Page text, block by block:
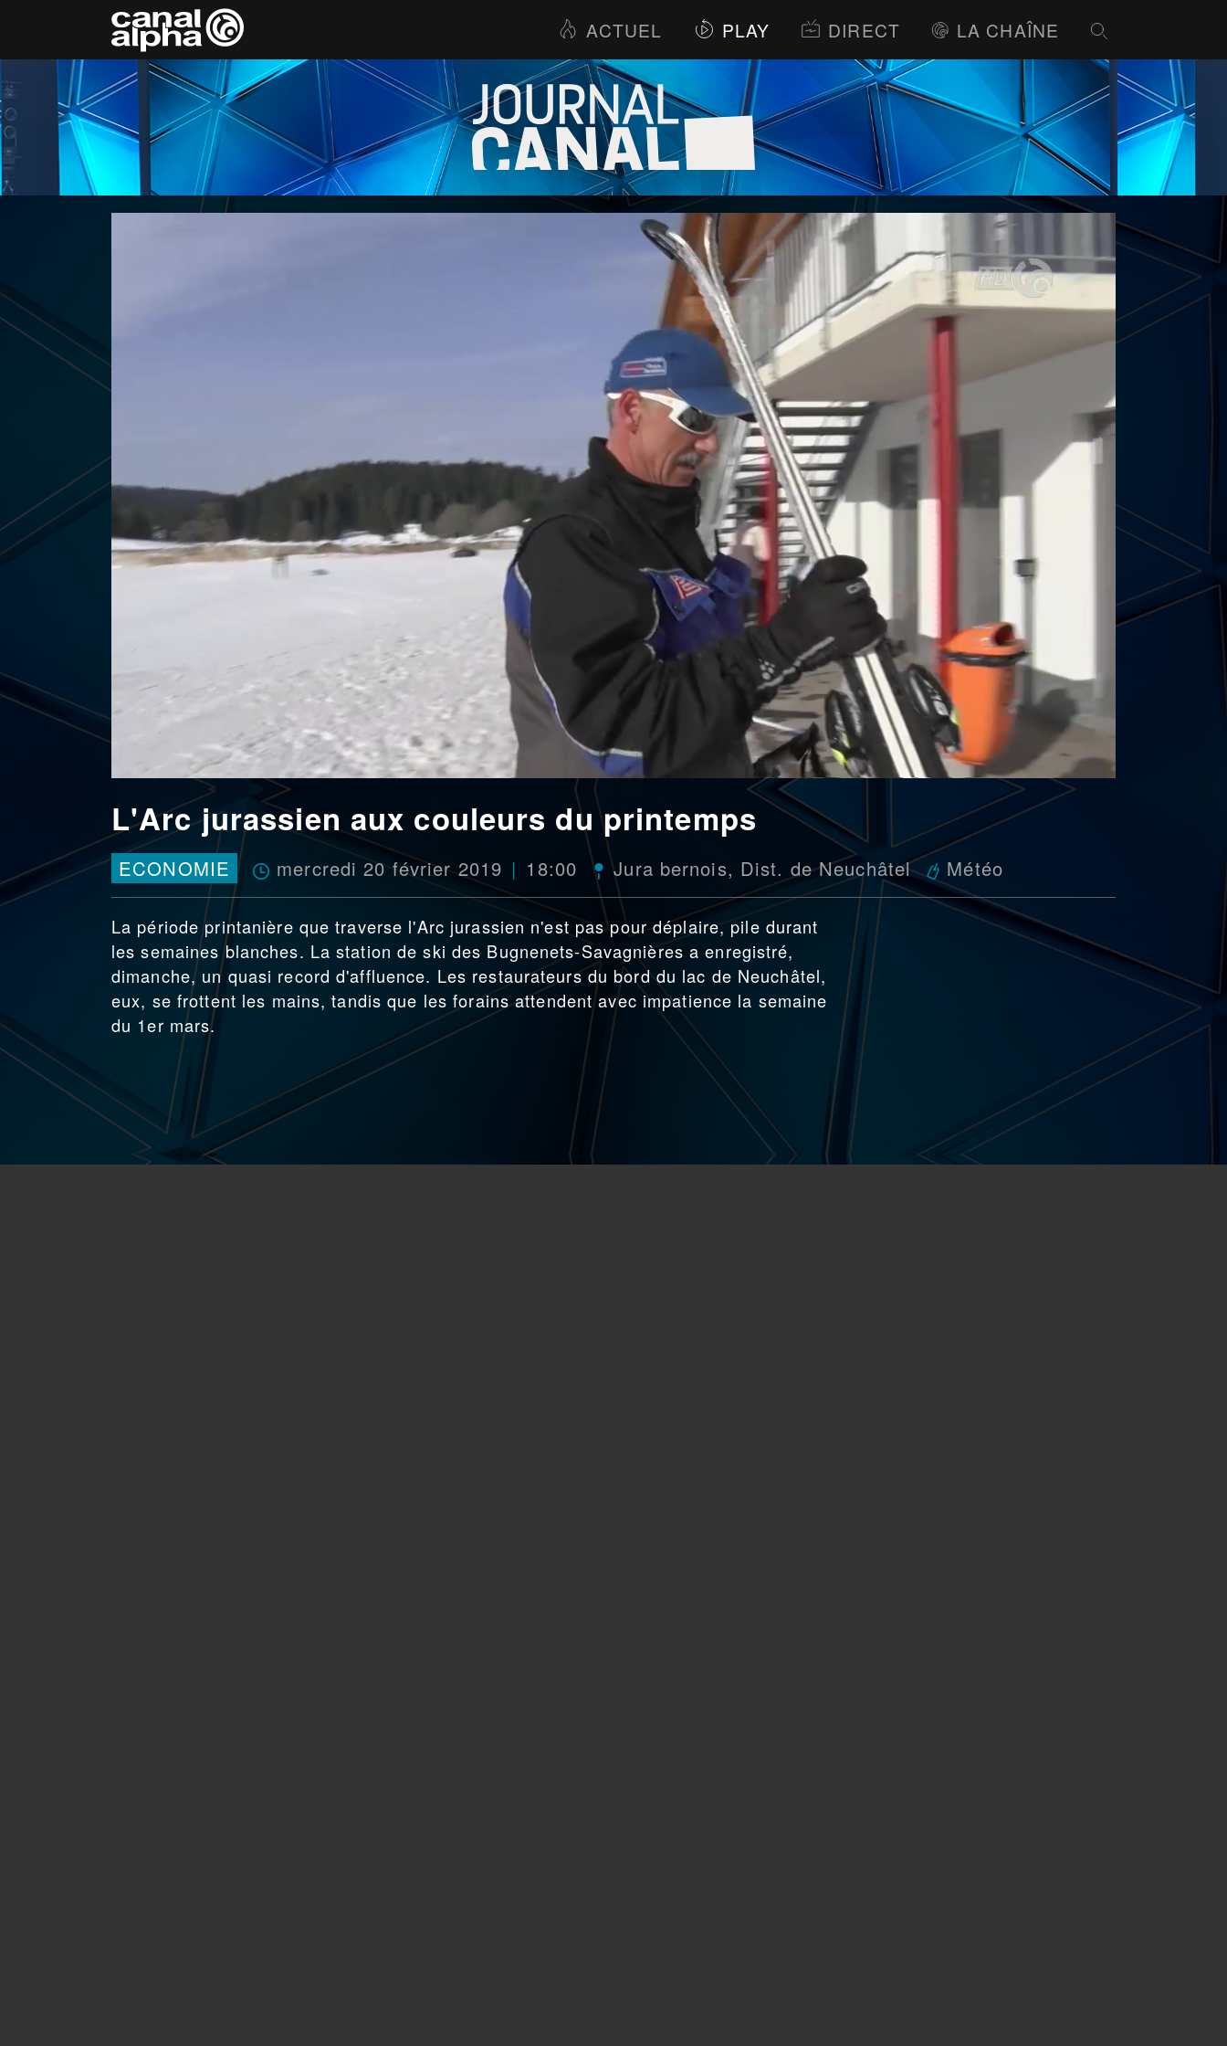
ACTUEL PLAY DIRECT LA CHAÎNE
L'Arc jurassien aux couleurs du printemps
ECONOMIE mercredi 20 février 2019 18:00 Jura bernois, Dist. de Neuchâtel Météo
La période printanière que traverse l'Arc jurassien n'est pas pour déplaire, pile durant
les semaines blanches. La station de ski des Bugnenets-Savagnières a enregistré,
dimanche, un quasi record d'affluence. Les restaurateurs du bord du lac de Neuchâtel,
eux, se frottent les mains, tandis que les forains attendent avec impatience la semaine
du 1er mars.